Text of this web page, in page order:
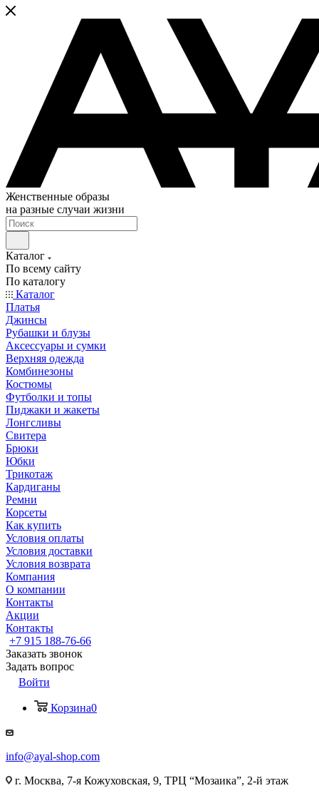
Женственные образы
на разные случаи жизни
Каталог
По всему сайту
По каталогу
Каталог
Платья
Джинсы
Рубашки и блузы
Аксессуары и сумки
Верхняя одежда
Комбинезоны
Костюмы
Футболки и топы
Пиджаки и жакеты
Лонгсливы
Свитера
Брюки
Юбки
Трикотаж
Кардиганы
Ремни
Корсеты
Как купить
Условия оплаты
Условия доставки
Условия возврата
Компания
О компании
Контакты
Акции
Контакты
+7 915 188-76-66
Заказать звонок
Задать вопрос
Войти
Корзина0
info@ayal-shop.com
г. Москва, 7-я Кожуховская, 9, ТРЦ “Мозаика”, 2-й этаж